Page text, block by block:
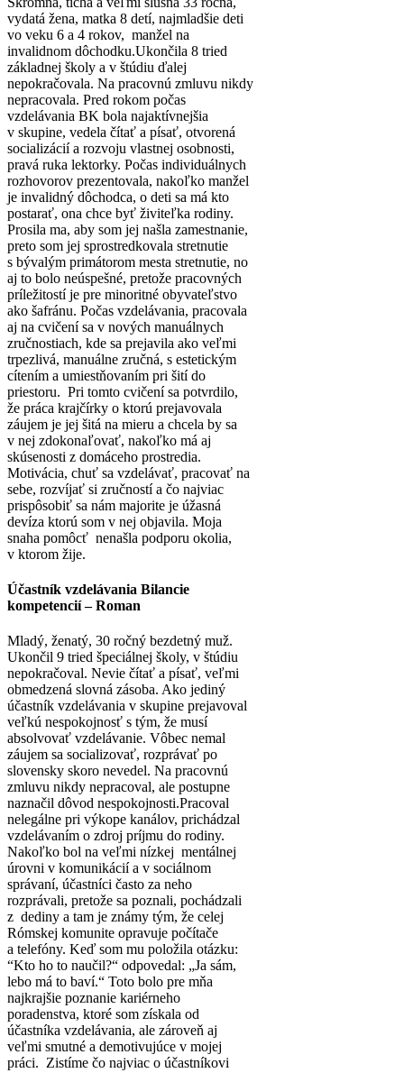
vydatá žena, matka 8 detí, najmladšie deti
vo veku 6 a 4 rokov, manžel na
invalidnom dôchodku.Ukončila 8 tried
základnej školy a v štúdiu ďalej
nepokračovala. Na pracovnú zmluvu nikdy
nepracovala. Pred rokom počas
vzdelávania BK bola najaktívnejšia
v skupine, vedela čítať a písať, otvorená
socializácií a rozvoju vlastnej osobnosti,
pravá ruka lektorky. Počas individuálnych
rozhovorov prezentovala, nakoľko manžel
je invalidný dôchodca, o deti sa má kto
postarať, ona chce byť živiteľka rodiny.
Prosila ma, aby som jej našla zamestnanie,
preto som jej sprostredkovala stretnutie
s bývalým primátorom mesta stretnutie, no
aj to bolo neúspešné, pretože pracovných
príležitostí je pre minoritné obyvateľstvo
ako šafránu. Počas vzdelávania, pracovala
aj na cvičení sa v nových manuálnych
zručnostiach, kde sa prejavila ako veľmi
trpezlivá, manuálne zručná, s estetickým
cítením a umiestňovaním pri šití do
priestoru. Pri tomto cvičení sa potvrdilo,
že práca krajčírky o ktorú prejavovala
záujem je jej šitá na mieru a chcela by sa
v nej zdokonaľovať, nakoľko má aj
skúsenosti z domáceho prostredia.
Motivácia, chuť sa vzdelávať, pracovať na
sebe, rozvíjať si zručností a čo najviac
prispôsobiť sa nám majorite je úžasná
devíza ktorú som v nej objavila. Moja
snaha pomôcť nenašla podporu okolia,
v ktorom žije.
Účastník vzdelávania Bilancie
kompetencií – Roman
Mladý, ženatý, 30 ročný bezdetný muž.
Ukončil 9 tried špeciálnej školy, v štúdiu
nepokračoval. Nevie čítať a písať, veľmi
obmedzená slovná zásoba. Ako jediný
účastník vzdelávania v skupine prejavoval
veľkú nespokojnosť s tým, že musí
absolvovať vzdelávanie. Vôbec nemal
záujem sa socializovať, rozprávať po
slovensky skoro nevedel. Na pracovnú
zmluvu nikdy nepracoval, ale postupne
naznačil dôvod nespokojnosti.Pracoval
nelegálne pri výkope kanálov, prichádzal
vzdelávaním o zdroj príjmu do rodiny.
Nakoľko bol na veľmi nízkej mentálnej
úrovni v komunikácií a v sociálnom
správaní, účastníci často za neho
rozprávali, pretože sa poznali, pochádzali
z dediny a tam je známy tým, že celej
Rómskej komunite opravuje počítače
a telefóny. Keď som mu položila otázku:
“Kto ho to naučil?“ odpovedal: „Ja sám,
lebo má to baví.“ Toto bolo pre mňa
najkrajšie poznanie kariérneho
poradenstva, ktoré som získala od
účastníka vzdelávania, ale zároveň aj
veľmi smutné a demotivujúce v mojej
práci. Zistíme čo najviac o účastníkovi